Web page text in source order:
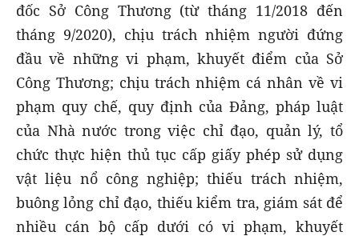
đốc Sở Công Thương (từ tháng 11/2018 đến
tháng 9/2020), chịu trách nhiệm người đứng
đầu về những vi phạm, khuyết điểm của Sở
Công Thương; chịu trách nhiệm cá nhân về vi
phạm quy chế, quy định của Đảng, pháp luật
của Nhà nước trong việc chỉ đạo, quản lý, tổ
chức thực hiện thủ tục cấp giấy phép sử dụng
vật liệu nổ công nghiệp; thiếu trách nhiệm,
buông lỏng chỉ đạo, thiếu kiểm tra, giám sát để
nhiều cán bộ cấp dưới có vi phạm, khuyết